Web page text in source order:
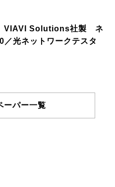
】VIAVI Solutions社製 ネ
光ネットワークテスタ
ーパー一覧